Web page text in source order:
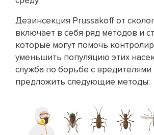
Дезинсекция Prussakoff от
включает в себя ряд методов и
которые могут помочь
уменьшить популяцию этих
служба по борьбе с вредителями
предложить следующие методы: